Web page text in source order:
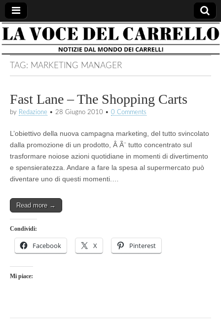
la voce
del
carrello
notizie
dal
mondo
dei
TAG: MARKETING MANAGER
Fast Lane – The Shopping Carts
by Redazione • 28 Giugno 2010 • 0 Comments
L’obiettivo della nuova campagna marketing, del tutto svincolato
dalla promozione di un prodotto, Â Ã¨ tutto concentrato sul
trasformare noiose azioni quotidiane in momenti di divertimento
e spensieratezza. Andare a fare la spesa al supermercato può
diventare uno di questi momenti.…
Read more →
Condividi:
Facebook X Pinterest
Mi piace: